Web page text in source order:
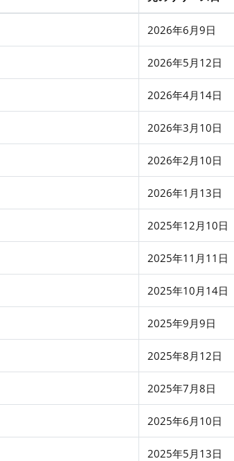
2026年6月9日
2026年5月12日
2026年4月14日
2026年3月10日
2026年2月10日
2026年1月13日
2025年12月10日
2025年11月11日
2025年10月14日
2025年9月9日
2025年8月12日
2025年7月8日
2025年6月10日
2025年5月13日